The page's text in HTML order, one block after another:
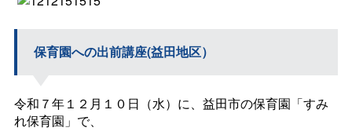
保育園への出前講座(益田地区）
令和７年１２月１０日（水）に、益田市の保育園「すみ
れ保育園」で、